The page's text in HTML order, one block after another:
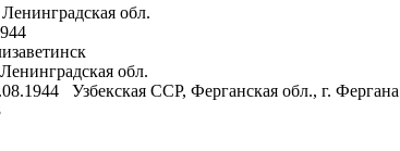
обл.
обл.
Узбекская ССР, Ферганская обл., г. Фергана